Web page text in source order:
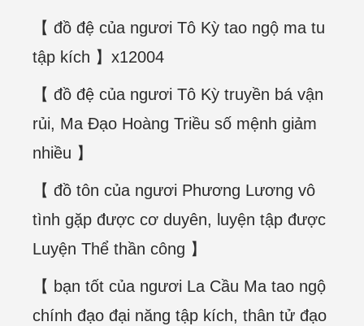
【 đồ đệ của ngươi Tô Kỳ tao ngộ ma tu
tập kích 】x12004
【 đồ đệ của ngươi Tô Kỳ truyền bá vận
rủi, Ma Đạo Hoàng Triều số mệnh giảm
nhiều 】
【 đồ tôn của ngươi Phương Lương vô
tình gặp được cơ duyên, luyện tập được
Luyện Thể thần công 】
【 bạn tốt của ngươi La Cầu Ma tao ngộ
chính đạo đại năng tập kích, thân tử đạo